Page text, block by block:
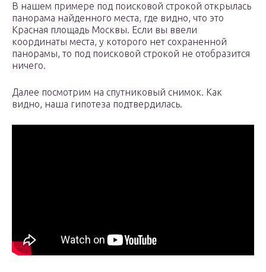
В нашем примере под поисковой строкой открылась
панорама найденного места, где видно, что это
Красная площадь Москвы. Если вы ввели
координаты места, у которого нет сохраненной
панорамы, то под поисковой строкой не отобразится
ничего.
Далее посмотрим на спутниковый снимок. Как
видно, наша гипотеза подтвердилась.